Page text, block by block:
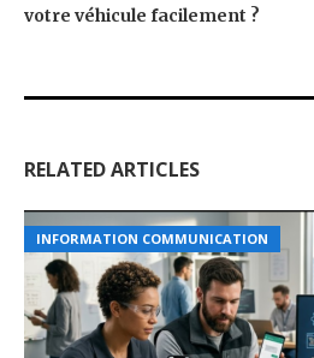
votre véhicule facilement ?
RELATED ARTICLES
INFORMATION COMMUNICATION